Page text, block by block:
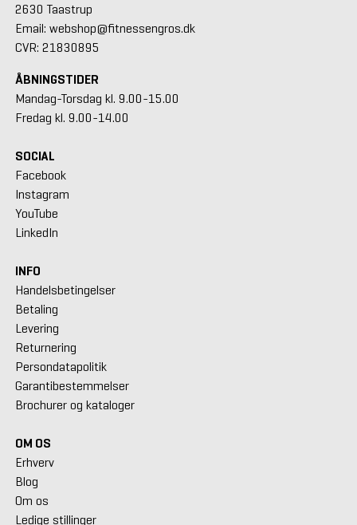
2630 Taastrup
Email: webshop@fitnessengros.dk
CVR: 21830895
ÅBNINGSTIDER
Mandag-Torsdag kl. 9.00-15.00
Fredag kl. 9.00-14.00
SOCIAL
Facebook
Instagram
YouTube
LinkedIn
INFO
Handelsbetingelser
Betaling
Levering
Returnering
Persondatapolitik
Garantibestemmelser
Brochurer og kataloger
OM OS
Erhverv
Blog
Om os
Ledige stillinger